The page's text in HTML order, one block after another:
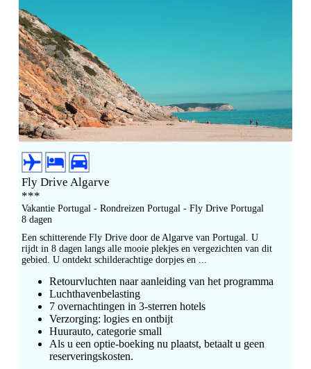
Fly Drive Algarve
***
Vakantie Portugal - Rondreizen Portugal - Fly Drive Portugal
8 dagen
Een schitterende Fly Drive door de Algarve van Portugal. U
rijdt in 8 dagen langs alle mooie plekjes en vergezichten van dit
gebied. U ontdekt schilderachtige dorpjes en ...
Retourvluchten naar aanleiding van het programma
Luchthavenbelasting
7 overnachtingen in 3-sterren hotels
Verzorging: logies en ontbijt
Huurauto, categorie small
Als u een optie-boeking nu plaatst, betaalt u geen
reserveringskosten.